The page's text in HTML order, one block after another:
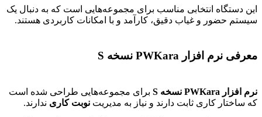
این دستگاه انتخابی مناسب برای مجموعه‌هایی است که به دنبال یک
سیستم حضور و غیاب دقیق، کارآمد و با امکانات کاربردی هستند.
معرفی نرم افزار PWKara نسخه S
نرم افزار PWKara نسخه S
برای مجموعه‌هایی طراحی شده است
که ساختار کاری ثابت دارند و نیاز به مدیریت نوبت کاری ندارند.